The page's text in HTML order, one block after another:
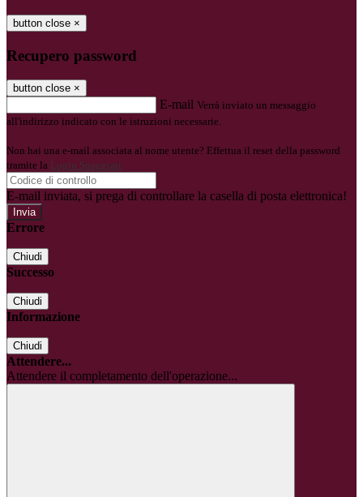
button close ×
Recupero password
button close ×
E-mail Verrà inviato un messaggio
all'indirizzo indicato con le istruzioni necessarie.
Non hai una e-mail associata al nome utente? Effettua il reset della password
tramite la Login Spaggiari
E-mail inviata, si prega di controllare la casella di posta elettronica!
Errore
Chiudi
Successo
Chiudi
Informazione
Chiudi
Attendere...
Attendere il completamento dell'operazione...